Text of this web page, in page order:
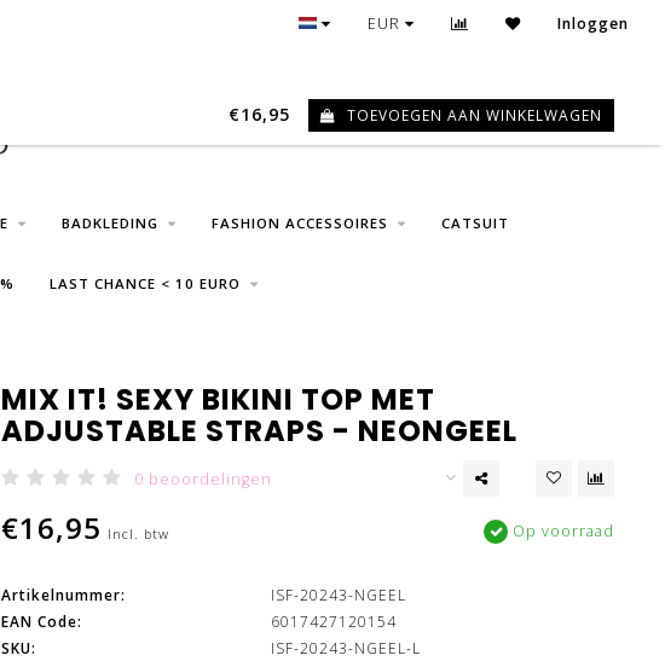
GRATIS VERZENDING VANAF € 75
EUR Inloggen
0
BADKLEDING FASHION ACCESSOIRES CATSUIT
LAST CHANCE < 10 EURO
€16,95 TOEVOEGEN AAN WINKELWAGEN
MIX IT! SEXY BIKINI TOP MET
ADJUSTABLE STRAPS - NEONGEEL
0 beoordelingen
€16,95 Incl. btw Op voorraad
Artikelnummer:
ISF-20243-NGEEL
EAN Code:
6017427120154
SKU:
ISF-20243-NGEEL-L